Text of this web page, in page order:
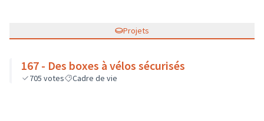
Projets
167 - Des boxes à vélos sécurisés
705 votes Cadre de vie